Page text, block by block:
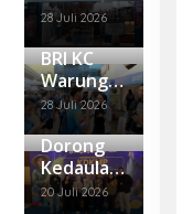
TKDN,
Panasoni
c Resmi
Produksi
AC Floor
Standing
PB5
Series
Dengan
Inklusi
Keuanga
n,BRI
Depok
Maksimal
kan Agen
BRILink
Memberi
Peluang
28 Juli 2026
BRI KC
Warung
Buncit
Tawarkan
Solusi
Keuanga
n dan
28 Juli 2026
Dorong
Kedaulat
an
20 Juli 2026